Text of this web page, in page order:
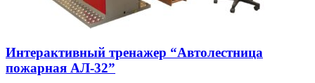
Интерактивный тренажер “Автолестница
пожарная АЛ-32”